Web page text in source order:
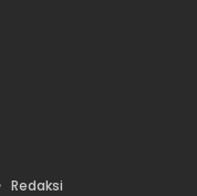
Redaksi